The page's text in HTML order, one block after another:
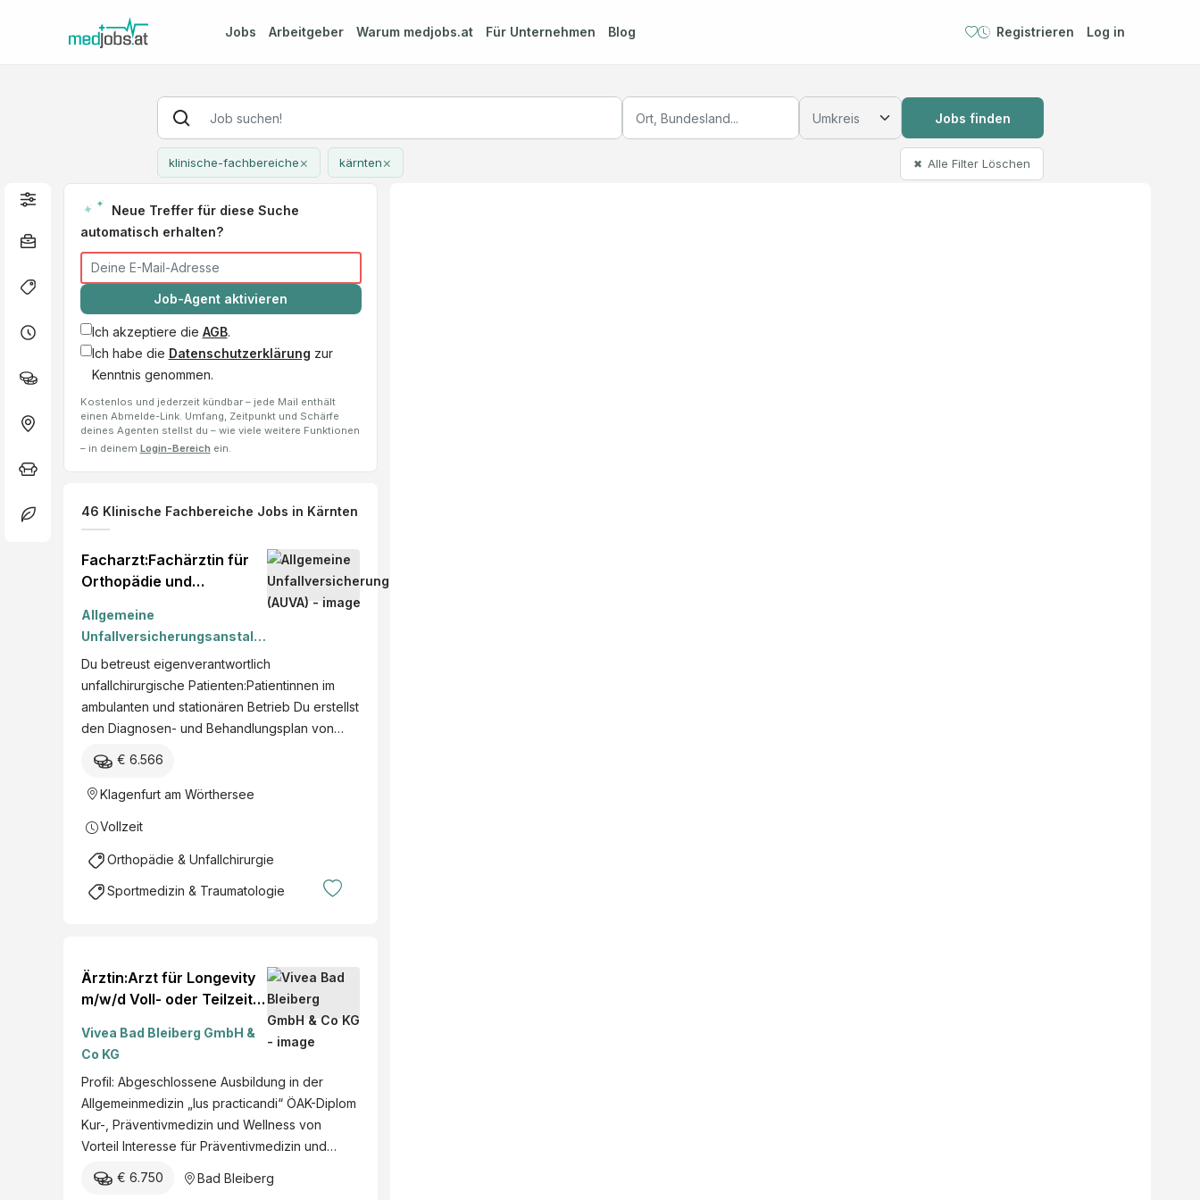
Jobs Arbeitgeber Warum medjobs.at Für Unternehmen Blog Registrieren Log in
Jobs finden
klinische-fachbereiche× kärnten× ✖ Alle Filter Löschen
Neue Treffer für diese Suche
automatisch erhalten?
Job-Agent aktivieren
Ich akzeptiere die AGB.
Ich habe die Datenschutzerklärung zur
Kenntnis genommen.
Kostenlos und jederzeit kündbar – jede Mail enthält
einen Abmelde-Link. Umfang, Zeitpunkt und Schärfe
deines Agenten stellst du – wie viele weitere Funktionen
– in deinem Login-Bereich ein.
46 Klinische Fachbereiche Jobs in Kärnten
Facharzt:Fachärztin für
Orthopädie und
Allgemeine
Unfallversicherungsanstalt
(AUVA)
Du betreust eigenverantwortlich
unfallchirurgische Patienten:Patientinnen im
ambulanten und stationären Betrieb Du erstellst
den Diagnosen- und Behandlungsplan von…
€ 6.566
Klagenfurt am Wörthersee
Vollzeit
Orthopädie & Unfallchirurgie
Sportmedizin & Traumatologie
Ärztin:Arzt für Longevity
m/w/d Voll- oder Teilzeit
Bleiberg Kärnten mehr
Vivea Bad Bleiberg GmbH &
Co KG
Profil: Abgeschlossene Ausbildung in der
Allgemeinmedizin „Ius practicandi“ ÖAK-Diplom
Kur-, Präventivmedizin und Wellness von
Vorteil Interesse für Präventivmedizin und…
€ 6.750 Bad Bleiberg